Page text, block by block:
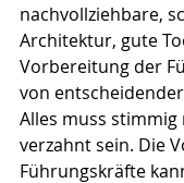
nachvollziehbare,
Architektur, gute
Vorbereitung der
von
Alles muss
verzahnt sein. Die
Führungskräfte